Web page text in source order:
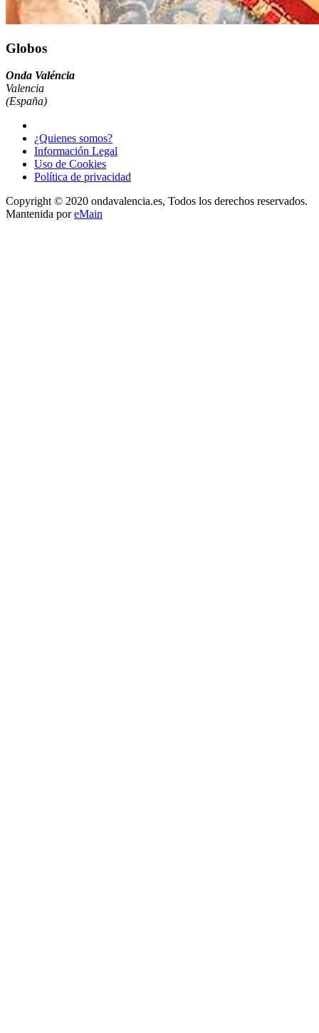
Globos
Onda Valéncia
Valencia
(España)
¿Quienes somos?
Información Legal
Uso de Cookies
Política de privacidad
Copyright © 2020 ondavalencia.es, Todos los derechos reservados.
Mantenida poreMain